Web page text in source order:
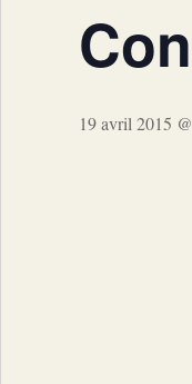
19 avril 2015